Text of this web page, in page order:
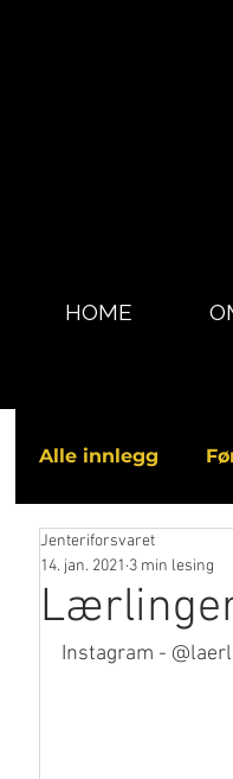
HOME
Alle innlegg
I media
Jenteriforsvaret
14. jan. 2021 3 min lesing
Instagram -